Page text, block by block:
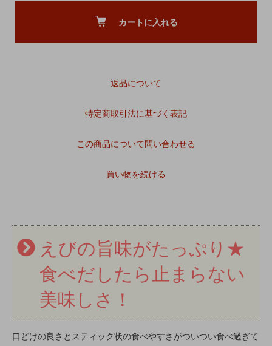
カートに入れる
返品について
特定商取引法に基づく表記
この商品について問い合わせる
買い物を続ける
えびの旨味がたっぷり★
食べだしたら止まらない
美味しさ！
口どけの良さとスティック状の食べやすさがついつい食べ過ぎて